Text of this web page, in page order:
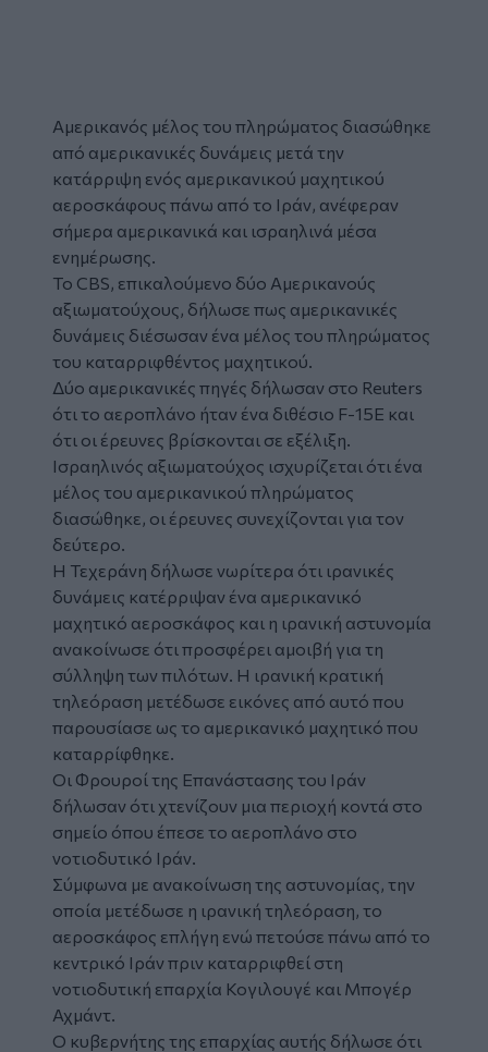
Αμερικανός μέλος του πληρώματος διασώθηκε
από αμερικανικές δυνάμεις μετά την
κατάρριψη ενός αμερικανικού μαχητικού
αεροσκάφους πάνω από το Ιράν, ανέφεραν
σήμερα αμερικανικά και ισραηλινά μέσα
ενημέρωσης.
Το CBS, επικαλούμενο δύο Αμερικανούς
αξιωματούχους, δήλωσε πως αμερικανικές
δυνάμεις διέσωσαν ένα μέλος του πληρώματος
του καταρριφθέντος μαχητικού.
Δύο αμερικανικές πηγές δήλωσαν στο Reuters
ότι το αεροπλάνο ήταν ένα διθέσιο F-15E και
ότι οι έρευνες βρίσκονται σε εξέλιξη.
Ισραηλινός αξιωματούχος ισχυρίζεται ότι ένα
μέλος του αμερικανικού πληρώματος
διασώθηκε, οι έρευνες συνεχίζονται για τον
δεύτερο.
Η Τεχεράνη δήλωσε νωρίτερα ότι ιρανικές
δυνάμεις κατέρριψαν ένα αμερικανικό
μαχητικό αεροσκάφος και η ιρανική αστυνομία
ανακοίνωσε ότι προσφέρει αμοιβή για τη
σύλληψη των πιλότων. Η ιρανική κρατική
τηλεόραση μετέδωσε εικόνες από αυτό που
παρουσίασε ως το αμερικανικό μαχητικό που
καταρρίφθηκε.
Οι Φρουροί της Επανάστασης του Ιράν
δήλωσαν ότι χτενίζουν μια περιοχή κοντά στο
σημείο όπου έπεσε το αεροπλάνο στο
νοτιοδυτικό Ιράν.
Σύμφωνα με ανακοίνωση της αστυνομίας, την
οποία μετέδωσε η ιρανική τηλεόραση, το
αεροσκάφος επλήγη ενώ πετούσε πάνω από το
κεντρικό Ιράν πριν καταρριφθεί στη
νοτιοδυτική επαρχία Κογιλουγέ και Μπογέρ
Αχμάντ.
Ο κυβερνήτης της επαρχίας αυτής δήλωσε ότι